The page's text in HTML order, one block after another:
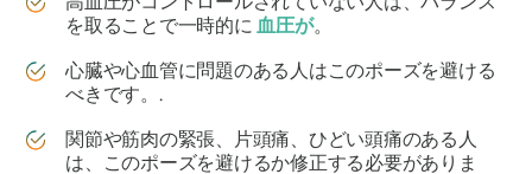
を取ることで一時的に 血圧が。
心臓や心血管に問題のある人はこのポーズを避ける
べきです。.
関節や筋肉の緊張、片頭痛、ひどい頭痛のある人
は、このポーズを避けるか修正する必要がありま